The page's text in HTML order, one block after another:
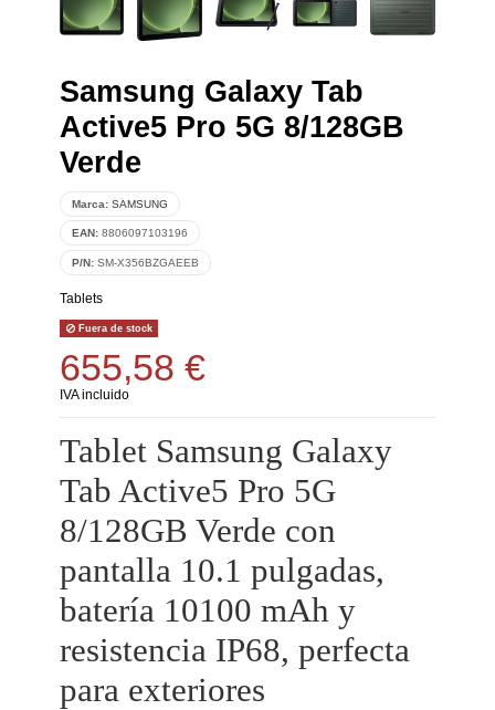
Samsung Galaxy Tab
Active5 Pro 5G 8/128GB
Verde
Marca: SAMSUNG
EAN: 8806097103196
P/N: SM-X356BZGAEEB
Tablets
Fuera de stock
655,58 €
IVA incluido
Tablet Samsung Galaxy
Tab Active5 Pro 5G
8/128GB Verde con
pantalla 10.1 pulgadas,
batería 10100 mAh y
resistencia IP68, perfecta
para exteriores